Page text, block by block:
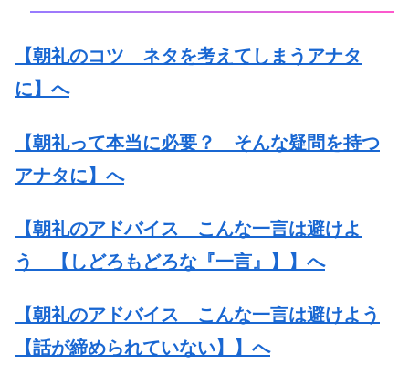
【朝礼のコツ ネタを考えてしまうアナタ
に】へ
【朝礼って本当に必要？ そんな疑問を持つ
アナタに】へ
【朝礼のアドバイス こんな一言は避けよ
う 【しどろもどろな『一言』】】へ
【朝礼のアドバイス こんな一言は避けよう
【話が締められていない】】へ